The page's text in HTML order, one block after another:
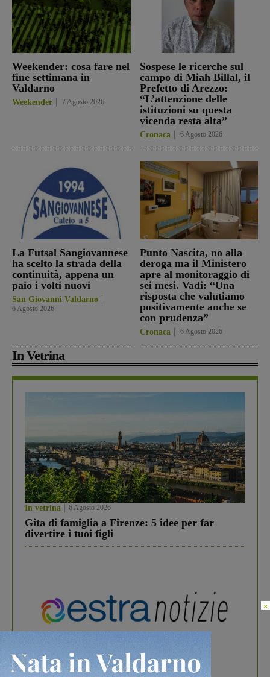
Weekender: cosa fare nel
fine settimana in
Valdarno
Weekender 7 Agosto 2026
Sospese le ricerche sul
campo di Miah Billal, il
Prefetto di Arezzo:
“L’attenzione delle
istituzioni su questa
vicenda resta alta”
Cronaca 6 Agosto 2026
La Futsal Sangiovannese
ha scelto la strada della
continuità, appena un
paio i volti nuovi
San Giovanni Valdarno
6 Agosto 2026
Punto Nascita, no alla
deroga ma il Ministero
apre al monitoraggio di
sei mesi. Vadi: “Una
risposta che valutiamo
positivamente anche se
con prudenza”
Cronaca 6 Agosto 2026
In Vetrina
In vetrina 6 Agosto 2026
Gita di famiglia a Firenze: 5 idee per far
divertire i tuoi figli
In vetrina 3 Agosto 2026
×